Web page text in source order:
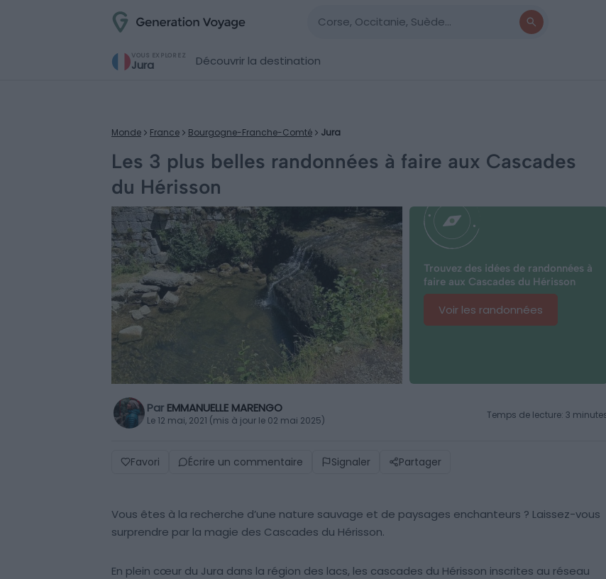
VOUS EXPLOREZ
Jura Découvrir la destination
Monde France Bourgogne-Franche-Comté Jura
Les 3 plus belles randonnées à faire aux Cascades
du Hérisson
Trouvez des idées de randonnées à
faire aux Cascades du Hérisson
Voir les randonnées
Par EMMANUELLE MARENGO
Le 12 mai, 2021 (mis à jour le 02 mai 2025) Temps de lecture: 3
Favori Écrire un commentaire Signaler Partager
Vous êtes à la recherche d’une nature sauvage et de paysages enchanteurs ? Laissez-vous
surprendre par la magie des Cascades du Hérisson.
En plein cœur du Jura dans la région des lacs, les cascades du Hérisson inscrites au réseau